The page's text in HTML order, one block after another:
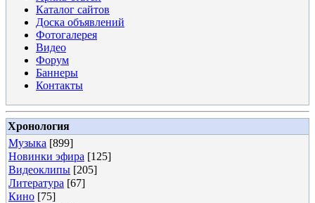
Каталог сайтов
Доска объявлений
Фотогалерея
Видео
Форум
Баннеры
Контакты
Хронология
Музыка [899]
Новинки эфира [125]
Видеоклипы [205]
Литература [67]
Кино [75]